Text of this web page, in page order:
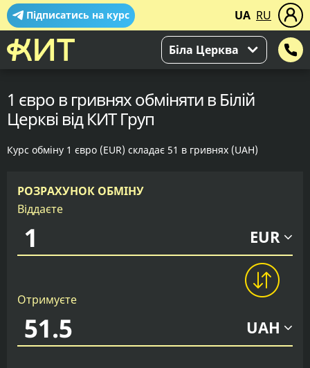
Підписатись на курс UA RU
Біла Церква
1 євро в гривнях обміняти в Білій
Церкві від КИТ Груп
Курс обміну 1 євро (EUR) складає 51 в гривнях (UAH)
РОЗРАХУНОК ОБМІНУ
Віддаєте
EUR
Отримуєте
UAH